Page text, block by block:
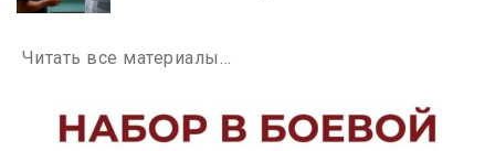
Читать все материалы…